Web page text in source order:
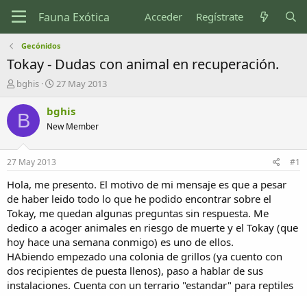
Acceder Regístrate
Gecónidos
Tokay - Dudas con animal en recuperación.
I
i
i
d
o
r
e
l
t
e
m
a
bghis
F
c
h
a
n
c
i
o
27 May 2013
B bghis
New Member
27 May 2013 #1
Hola, me presento. El motivo de mi mensaje es que a pesar
de haber leido todo lo que he podido encontrar sobre el
Tokay, me quedan algunas preguntas sin respuesta. Me
dedico a acoger animales en riesgo de muerte y el Tokay (que
hoy hace una semana conmigo) es uno de ellos.
HAbiendo empezado una colonia de grillos (ya cuento con
dos recipientes de puesta llenos), paso a hablar de sus
instalaciones. Cuenta con un terrario "estandar" para reptiles